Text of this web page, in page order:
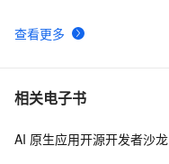
查看更多
相关电子书
AI 原生应用开源开发者沙